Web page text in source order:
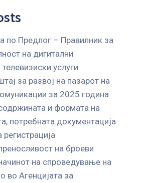
по Предлог – Правилник за
на дигитални
услуги
за развој на пазарот на
за 2025 година
и формата на
потребната документација
на броеви
на спроведување на
во Агенцијата за